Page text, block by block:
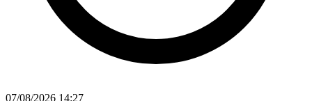
07/08/2026 14:27